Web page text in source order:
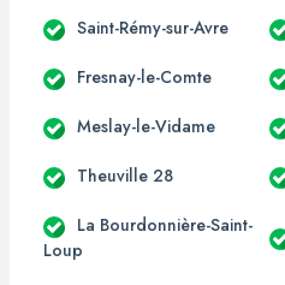
Saint-Rémy-sur-Avre
Fresnay-le-Comte
Meslay-le-Vidame
Theuville 28
La Bourdonnière-Saint-
Loup